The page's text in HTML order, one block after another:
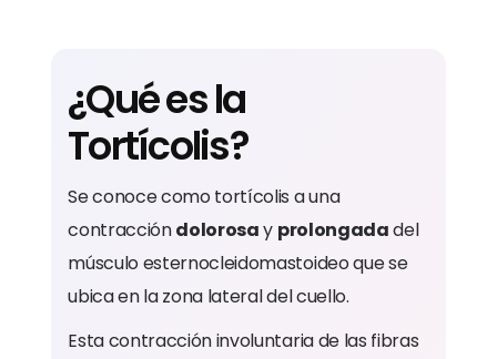
¿Qué es la
Tortícolis?
Se conoce como tortícolis a una
contraccióndolorosay prolongadadel
músculo esternocleidomastoideo que se
ubica en la zona lateral del cuello.
Esta contracción involuntaria de las fibras